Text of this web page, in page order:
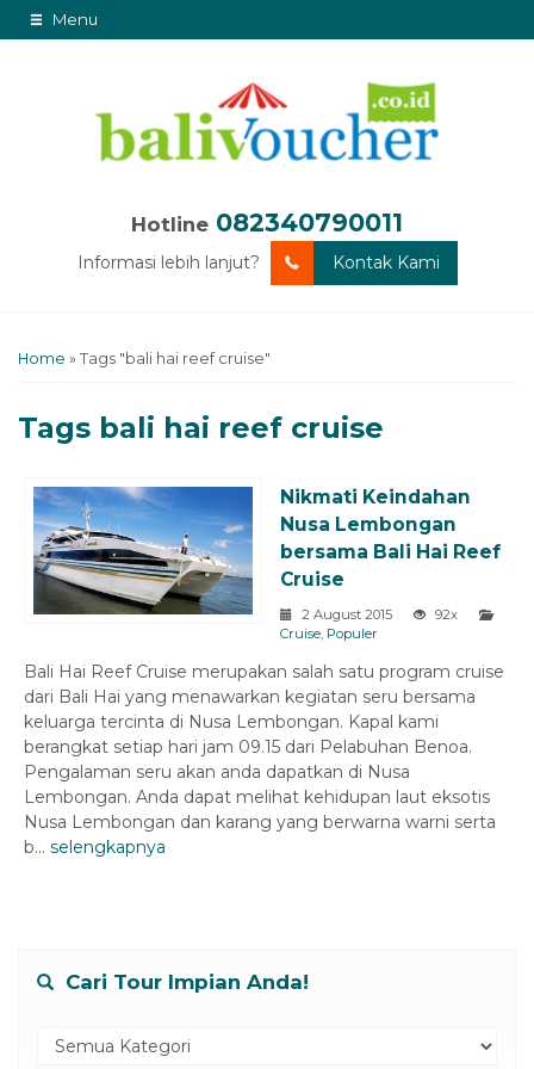
Menu
Hotline 082340790011
Informasi lebih lanjut? Kontak Kami
Home » Tags "bali hai reef cruise"
Tags bali hai reef cruise
Nikmati Keindahan
Nusa Lembongan
bersama Bali Hai Reef
Cruise
2 August 2015
92x
Cruise, Populer
Bali Hai Reef Cruise merupakan salah satu program cruise
dari Bali Hai yang menawarkan kegiatan seru bersama
keluarga tercinta di Nusa Lembongan. Kapal kami
berangkat setiap hari jam 09.15 dari Pelabuhan Benoa.
Pengalaman seru akan anda dapatkan di Nusa
Lembongan. Anda dapat melihat kehidupan laut eksotis
Nusa Lembongan dan karang yang berwarna warni serta
b... selengkapnya
Cari Tour Impian Anda!